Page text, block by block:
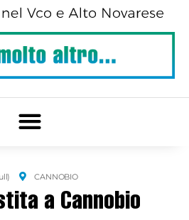
CANNOBIO
a Cannobio